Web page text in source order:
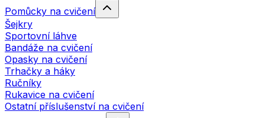
Pomůcky na cvičení
Šejkry
Sportovní láhve
Bandáže na cvičení
Opasky na cvičení
Trhačky a háky
Ručníky
Rukavice na cvičení
Ostatní příslušenství na cvičení